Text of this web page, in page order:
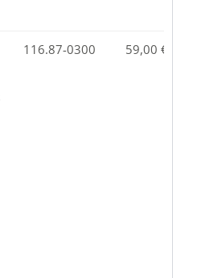
116.87-0300 59,00 €